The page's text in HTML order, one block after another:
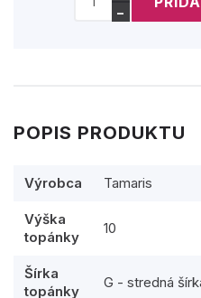
−
POPIS PRODUKTU
Výrobca Tamaris
Výška
topánky
10
Šírka
topánky
G - stredná